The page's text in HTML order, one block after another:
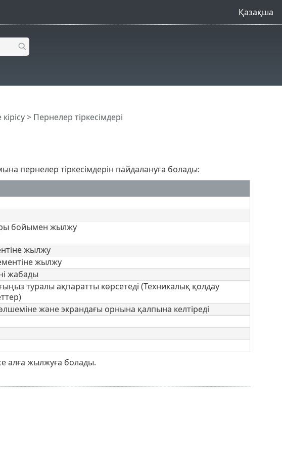
Қазақша
кірісу> Пернелер тіркесімдері
пернелер тіркесімдерін пайдалануға болады:
бойымен жылжу
жылжу
жылжу
жабады
туралы ақпаратты көрсетеді (Техникалық қолдау
және экрандағы орнына қалпына келтіреді
алға жылжуға болады.